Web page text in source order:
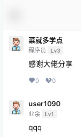
菜就多学点
程序员 Lv3
感谢大佬分享
0 0
user1090
业余 Lv1
qqq